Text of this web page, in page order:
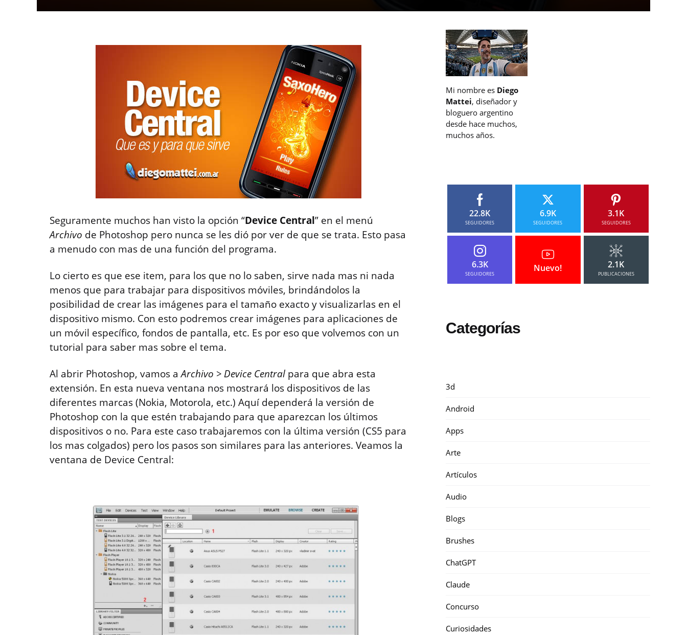
Seguramente muchos han visto la opción “Device Central” en el menú
Archivo de Photoshop pero nunca se les dió por ver de que se trata. Esto pasa
a menudo con mas de una función del programa.
Lo cierto es que ese item, para los que no lo saben, sirve nada mas ni nada
menos que para trabajar para dispositivos móviles, brindándolos la
posibilidad de crear las imágenes para el tamaño exacto y visualizarlas en el
dispositivo mismo. Con esto podremos crear imágenes para aplicaciones de
un móvil específico, fondos de pantalla, etc. Es por eso que volvemos con un
tutorial para saber mas sobre el tema.
Al abrir Photoshop, vamos aArchivo > Device Central para que abra esta
extensión. En esta nueva ventana nos mostrará los dispositivos de las
diferentes marcas (Nokia, Motorola, etc.) Aquí dependerá la versión de
Photoshop con la que estén trabajando para que aparezcan los últimos
dispositivos o no. Para este caso trabajaremos con la última versión (CS5 para
los mas colgados) pero los pasos son similares para las anteriores. Veamos la
ventana de Device Central:
Mi nombre es Diego
Mattei, diseñador y
bloguero argentino
desde hace muchos,
muchos años.
22.8K
SEGUIDORES
6.9K
SEGUIDORES
3.1K
SEGUIDORES
6.3K
SEGUIDORES
Nuevo! 2.1K
PUBLICACIONES
Categorías
3d
Android
Apps
Arte
Artículos
Audio
Blogs
Brushes
ChatGPT
Claude
Concurso
Curiosidades